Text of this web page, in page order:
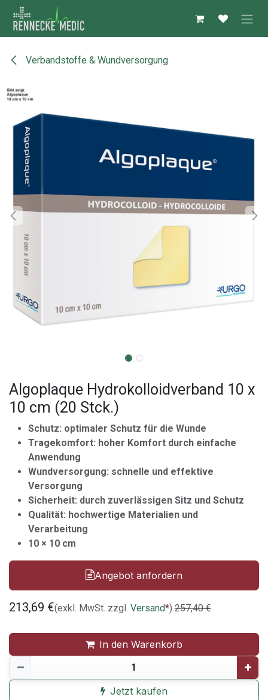
Zum Inhalt springen
Verbandstoffe & Wundversorgung
Algoplaque Hydrokolloidverband 10 x
10 cm (20 Stck.)
Schutz: optimaler Schutz für die Wunde
Tragekomfort: hoher Komfort durch einfache
Anwendung
Wundversorgung: schnelle und effektive
Versorgung
Sicherheit: durch zuverlässigen Sitz und Schutz
Qualität: hochwertige Materialien und
Verarbeitung
10 × 10 cm
Angebot anfordern
213,69 €(exkl. MwSt. zzgl. Versand*) 257,40€
In den Warenkorb
Jetzt kaufen